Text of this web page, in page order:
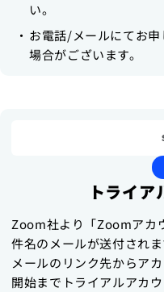
い。
お電話/メールにてお
場合がございます。
トライア
Zoom社より「Zoomアカ
件名のメールが送付されま
メールのリンク先からア
開始までトライアルアカ